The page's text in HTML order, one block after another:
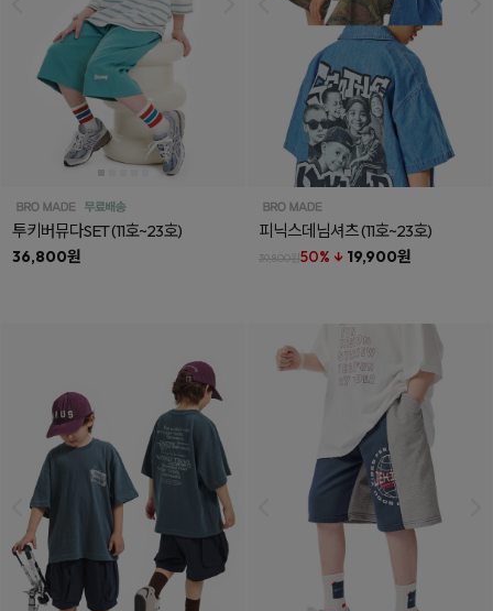
투키버뮤다SET(11호~23호)
36,800원
피닉스데님셔츠(11호~23호)
39,800원50% ↓ 19,900원